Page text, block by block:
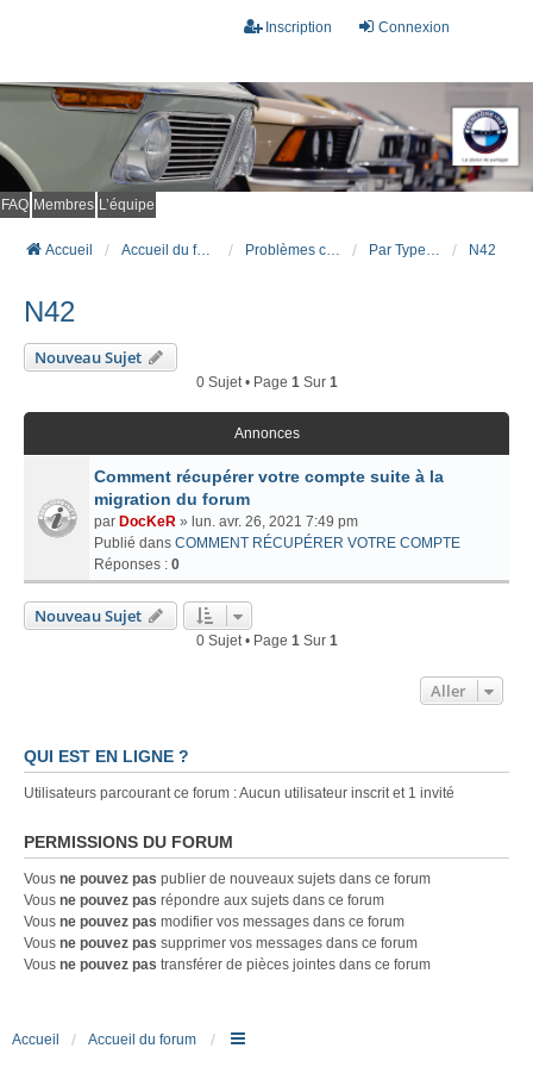
Connexion
Inscription
FAQ Membres L’équipe
Accueil Accueil du forum Problèmes connus et résolus (FAQ) Par Type Moteur (ESSENCE) N42
N42
Nouveau Sujet
0 Sujet • Page 1Sur 1
Annonces
Comment récupérer votre compte suite à la
migration du forum
par DocKeR » lun. avr. 26, 2021 7:49 pm
Publié dans COMMENT RÉCUPÉRER VOTRE COMPTE
Réponses : 0
Nouveau Sujet
0 Sujet • Page 1Sur 1
Aller
QUI EST EN LIGNE ?
Utilisateurs parcourant ce forum : Aucun utilisateur inscrit et 1 invité
PERMISSIONS DU FORUM
Vous ne pouvez pas publier de nouveaux sujets dans ce forum
Vous ne pouvez pas répondre aux sujets dans ce forum
Vous ne pouvez pas modifier vos messages dans ce forum
Vous ne pouvez pas supprimer vos messages dans ce forum
Vous ne pouvez pas transférer de pièces jointes dans ce forum
Accueil Accueil du forum